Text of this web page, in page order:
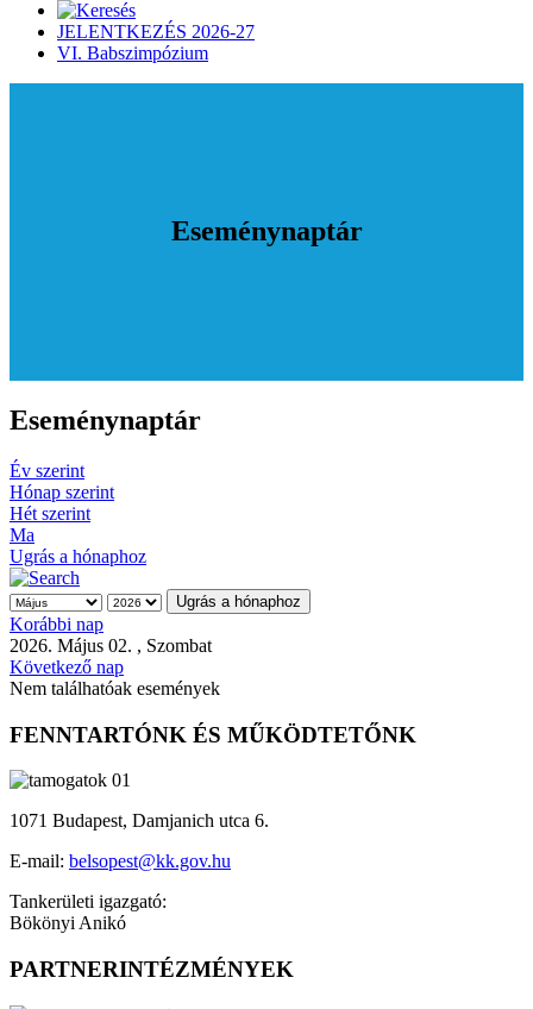
JELENTKEZÉS 2026-27
VI. Babszimpózium
Eseménynaptár
Eseménynaptár
Év szerint
Hónap szerint
Hét szerint
Ma
Ugrás a hónaphoz
Ugrás a hónaphoz
Korábbi nap
2026. Május 02. , Szombat
Következő nap
Nem találhatóak események
FENNTARTÓNK ÉS MŰKÖDTETŐNK
1071 Budapest, Damjanich utca 6.
E-mail: belsopest@kk.gov.hu
Tankerületi igazgató:
Bökönyi Anikó
PARTNERINTÉZMÉNYEK